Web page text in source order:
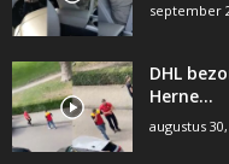
september
DHL
Herne…
augustus